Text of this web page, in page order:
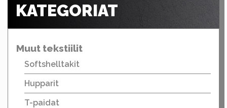
KATEGORIAT
Muut tekstiilit
Softshelltakit
Hupparit
T-paidat